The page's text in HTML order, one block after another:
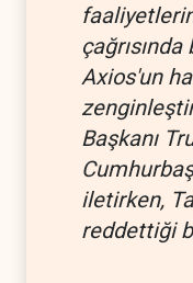
Axios'un
Başkanı
iletirken,
reddettiği